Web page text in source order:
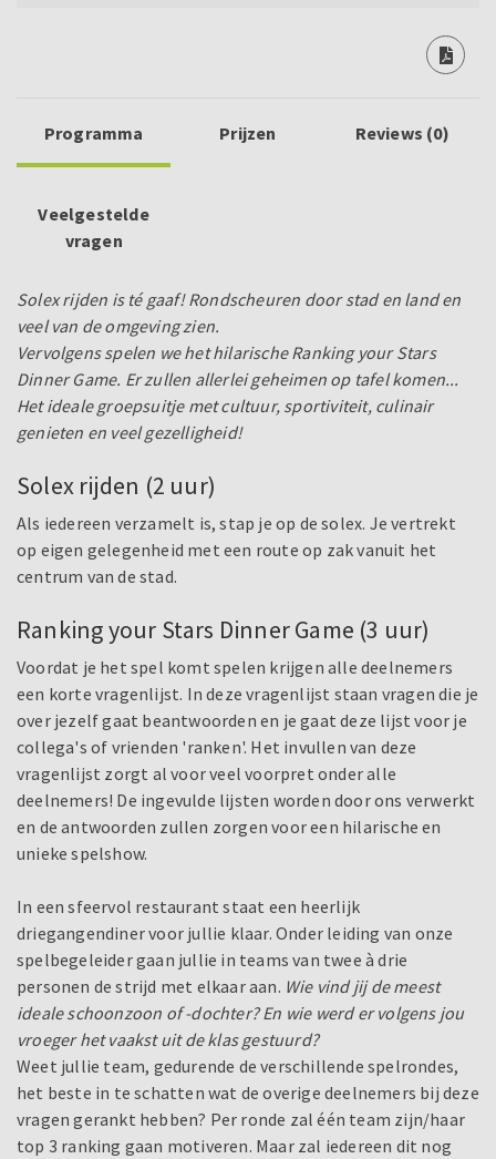
Programma Prijzen Reviews (0)
Veelgestelde
vragen
Solex rijden is té gaaf! Rondscheuren door stad en land en
veel van de omgeving zien.
Vervolgens spelen we het hilarische Ranking your Stars
Dinner Game. Er zullen allerlei geheimen op tafel komen...
Het ideale groepsuitje met cultuur, sportiviteit, culinair
genieten en veel gezelligheid!
Solex rijden (2 uur)
Als iedereen verzamelt is, stap je op de solex. Je vertrekt
op eigen gelegenheid met een route op zak vanuit het
centrum van de stad.
Ranking your Stars Dinner Game (3 uur)
Voordat je het spel komt spelen krijgen alle deelnemers
een korte vragenlijst. In deze vragenlijst staan vragen die je
over jezelf gaat beantwoorden en je gaat deze lijst voor je
collega's of vrienden 'ranken'. Het invullen van deze
vragenlijst zorgt al voor veel voorpret onder alle
deelnemers! De ingevulde lijsten worden door ons verwerkt
en de antwoorden zullen zorgen voor een hilarische en
unieke spelshow.
In een sfeervol restaurant staat een heerlijk
driegangendiner voor jullie klaar. Onder leiding van onze
spelbegeleider gaan jullie in teams van twee à drie
personen de strijd met elkaar aan. Wie vind jij de meest
ideale schoonzoon of -dochter? En wie werd er volgens jou
vroeger het vaakst uit de klas gestuurd?
Weet jullie team, gedurende de verschillende spelrondes,
het beste in te schatten wat de overige deelnemers bij deze
vragen gerankt hebben? Per ronde zal één team zijn/haar
top 3 ranking gaan motiveren. Maar zal iedereen dit nog